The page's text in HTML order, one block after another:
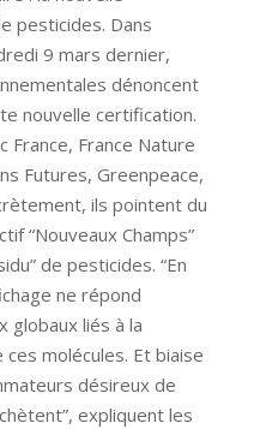
pesticides. Dans
9 mars dernier,
dénoncent
nouvelle certification.
France, France Nature
Futures, Greenpeace,
ils pointent du
“Nouveaux Champs”
de pesticides. “En
ne répond
globaux liés à la
molécules. Et biaise
désireux de
expliquent les